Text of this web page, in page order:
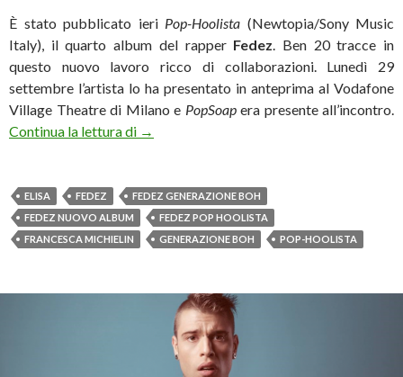
È stato pubblicato ieri Pop-Hoolista (Newtopia/Sony Music
Italy), il quarto album del rapper Fedez . Ben 20 tracce in
questo nuovo lavoro ricco di collaborazioni. Lunedì 29
settembre l’artista lo ha presentato in anteprima al Vodafone
Village Theatre di Milano e PopSoap era presente all’incontro.
Continua la lettura di
Fedez: «Ho messo in rima una
→
ELISA FEDEZ
FEDEZ GENERAZIONE BOH
FEDEZ NUOVO ALBUM
FEDEZ POP HOOLISTA
FRANCESCA MICHIELIN
GENERAZIONE BOH POP-HOOLISTA